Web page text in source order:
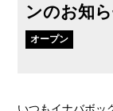
ンのお知
オープン
いつもイナバボッ